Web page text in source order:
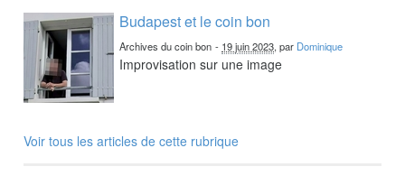
Budapest et le coin bon
Archives du coin bon - 19 juin 2023, par Dominique
Improvisation sur une image
Voir tous les articles de cette rubrique